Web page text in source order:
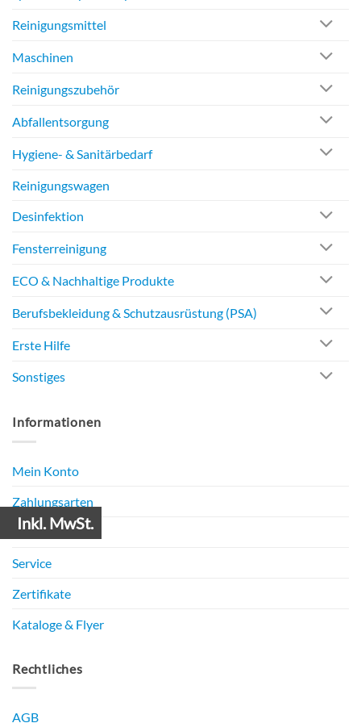
Inkl. MwSt.
Reinigungsmittel
Maschinen
Reinigungszubehör
Abfallentsorgung
Hygiene- & Sanitärbedarf
Reinigungswagen
Desinfektion
Fensterreinigung
ECO & Nachhaltige Produkte
Berufsbekleidung & Schutzausrüstung (PSA)
Erste Hilfe
Sonstiges
Informationen
Mein Konto
Zahlungsarten
Versandarten
Service
Zertifikate
Kataloge & Flyer
Rechtliches
AGB